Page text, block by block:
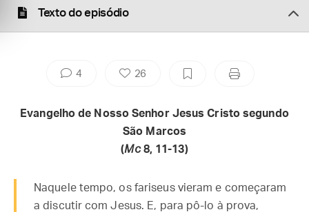
Texto do episódio
4 26
Evangelho de Nosso Senhor Jesus Cristo segundo
São Marcos
(Mc8, 11-13)
Naquele tempo, os fariseus vieram e começaram
a discutir com Jesus. E, para pô-lo à prova,